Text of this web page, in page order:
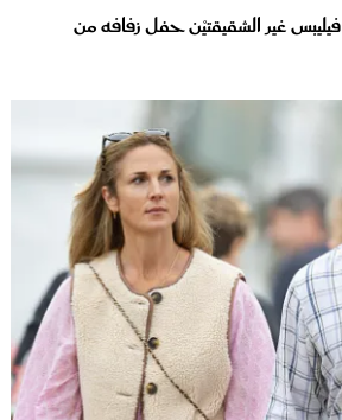
غير الشقيقتيْن حفل زفافه من